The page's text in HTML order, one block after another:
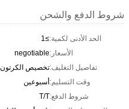
شروط الدفع والشحن
الحد الأدنى لكمية:≥1
الأسعار:negotiable
تفاصيل التغليف:تخصيص الكرتون
وقت التسليم:أسبوعين
شروط الدفع:T/T